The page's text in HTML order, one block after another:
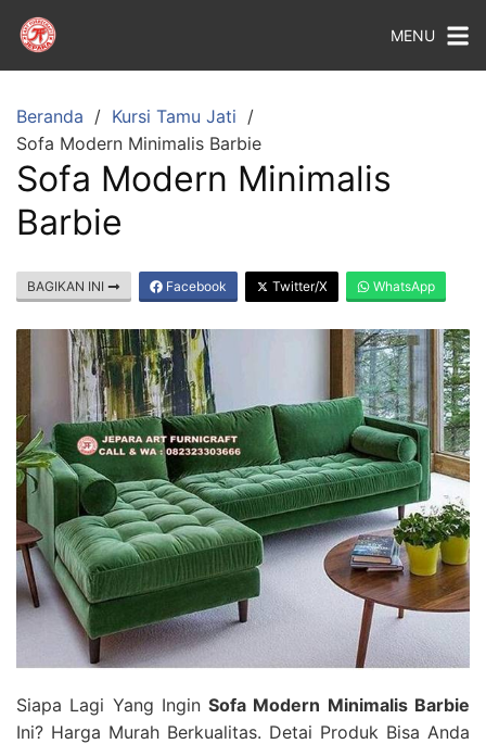
MENU
Beranda
Kursi Tamu Jati
Sofa Modern Minimalis Barbie
Sofa Modern Minimalis
Barbie
BAGIKAN INI Facebook Twitter/X WhatsApp
Siapa Lagi Yang Ingin Sofa Modern Minimalis Barbie
Ini? Harga Murah Berkualitas. Detai Produk Bisa Anda